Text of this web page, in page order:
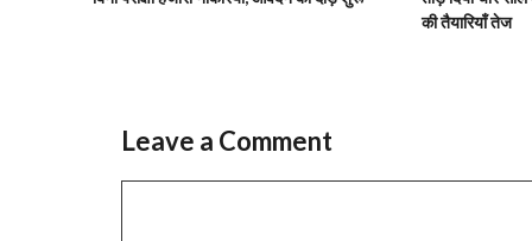
की तैयारियाँ तेज
Leave a Comment